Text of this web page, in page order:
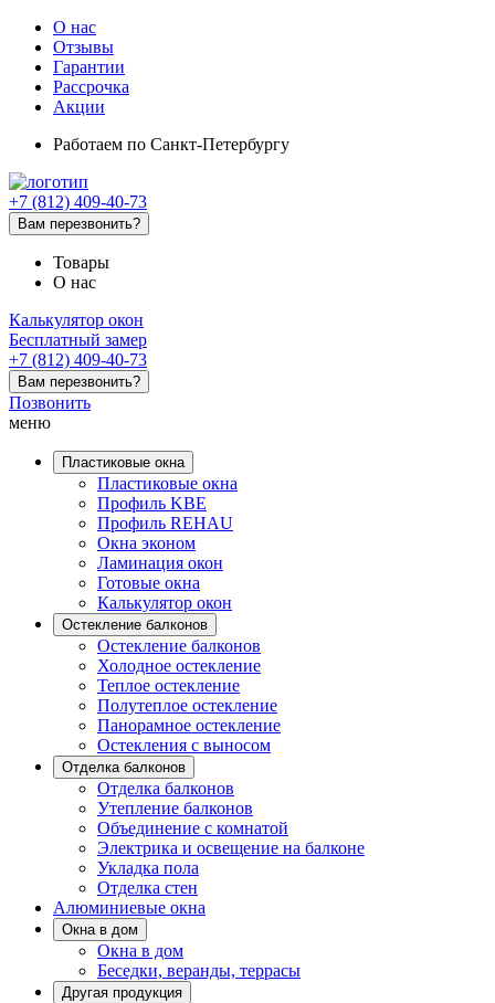
О нас
Отзывы
Гарантии
Рассрочка
Акции
Работаем по Санкт-Петербургу
+7 (812) 409-40-73
Вам перезвонить?
Товары
О нас
Калькулятор окон
Бесплатный замер
+7 (812) 409-40-73
Вам перезвонить?
Позвонить
меню
Пластиковые окна
Пластиковые окна
Профиль KBE
Профиль REHAU
Окна эконом
Ламинация окон
Готовые окна
Калькулятор окон
Остекление балконов
Остекление балконов
Холодное остекление
Теплое остекление
Полутеплое остекление
Панорамное остекление
Остекления с выносом
Отделка балконов
Отделка балконов
Утепление балконов
Объединение с комнатой
Электрика и освещение на балконе
Укладка пола
Отделка стен
Алюминиевые окна
Окна в дом
Окна в дом
Беседки, веранды, террасы
Другая продукция